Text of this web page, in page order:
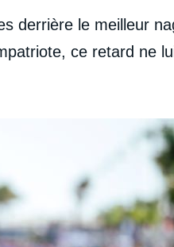
derrière le meilleur
ce retard ne